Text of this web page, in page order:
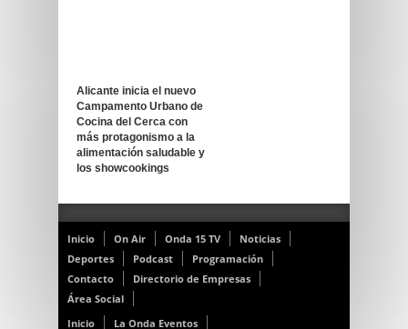
Alicante inicia el nuevo
Campamento Urbano de
Cocina del Cerca con
más protagonismo a la
alimentación saludable y
los showcookings
Inicio On Air Onda 15 TV
Noticias
Deportes
Podcast
Programación
Contacto
Directorio de Empresas
Área Social
Inicio
La Onda Eventos